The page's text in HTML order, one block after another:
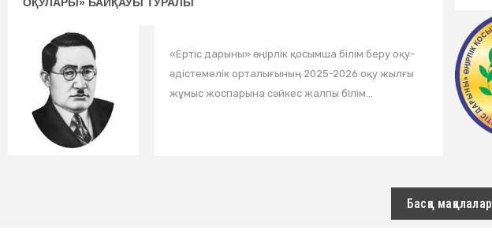
«Ертіс дарыны» өңірлік қосымша білім беру оқу-
әдістемелік орталығының 2025-2026 оқу жылғы
жұмыс жоспарына сәйкес жалпы білім...
Басқа мақалалар